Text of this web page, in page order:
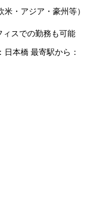
・アジア・豪州等）
スでの勤務も可能
本橋 最寄駅から：